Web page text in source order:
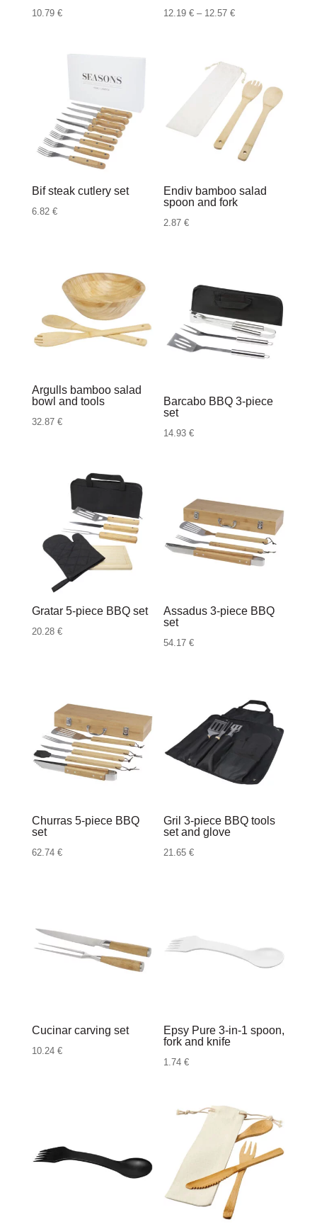
10.79 € 12.19€ – 12.57€Raspon
12.19 €
do
12.57 €
Bif steak cutlery set
6.82 €
Endiv bamboo salad
spoon and fork
2.87€
Argulls bamboo salad
bowl and tools
32.87 €
Barcabo BBQ 3-piece
set
14.93€
Gratar 5-piece BBQ set
20.28 €
Assadus 3-piece BBQ
set
54.17€
Churras 5-piece BBQ
set
62.74 €
Gril 3-piece BBQ tools
set and glove
21.65€
Cucinar carving set
10.24 €
Epsy Pure 3-in-1 spoon,
fork and knife
1.74€